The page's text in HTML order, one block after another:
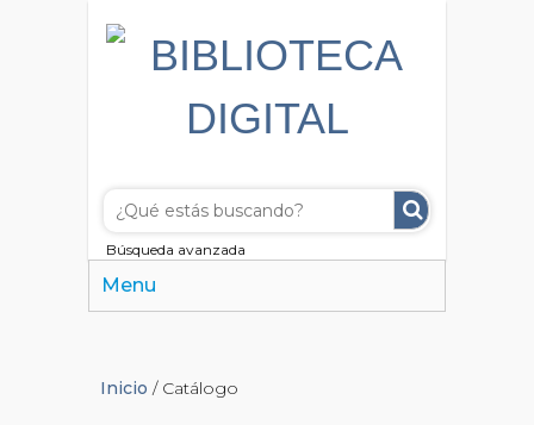
Búsqueda avanzada
Menu
Inicio / Catálogo